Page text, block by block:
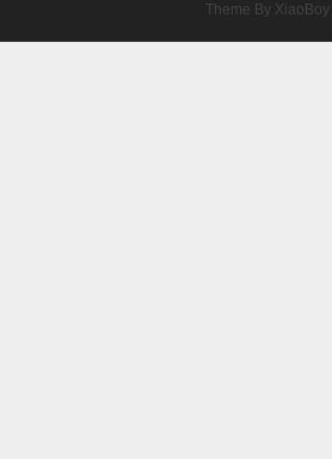
Theme By XiaoBoy